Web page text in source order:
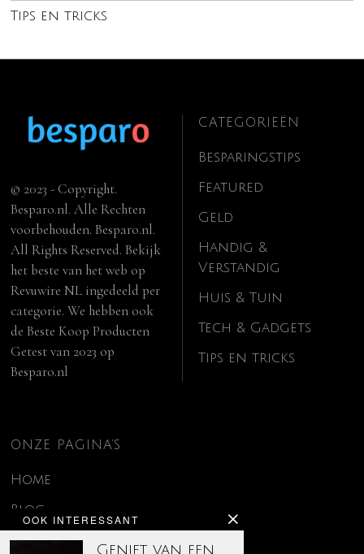
Tips en tricks
OOK INTERESSANT
Geniet van een
© 2023 - Copyright.
Besparo.nl. Alle Rechten
voorbehouden. Besparo.nl.
All Rights Reserved. Bekijk
het beste van het web op
Revuwire NL ingedeeld per
categorie. We hebben ook
deBeste Koop Producten
Getest van 2023 op
Besparo.nl
CATEGORIEËN
Besparingstips
Featured
Geld
Handig &
Verstandig
Huis & Tuin
Tech & Gadgets
Tips en tricks
ONZE PAGINA’S
Home
Blog
Contact